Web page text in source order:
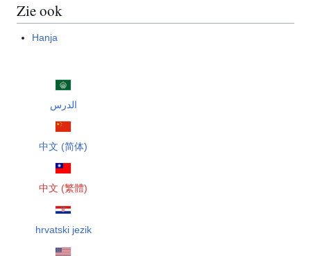
Zie ook
Hanja
الدرس
中文 (简体)
中文 (繁體)
hrvatski jezik